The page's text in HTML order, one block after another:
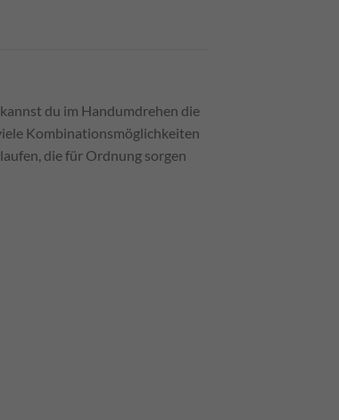
du im Handumdrehen die
Kombinationsmöglichkeiten
die für Ordnung sorgen